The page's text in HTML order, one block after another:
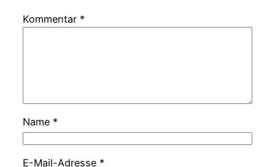
Kommentar *
Name *
E-Mail-Adresse *